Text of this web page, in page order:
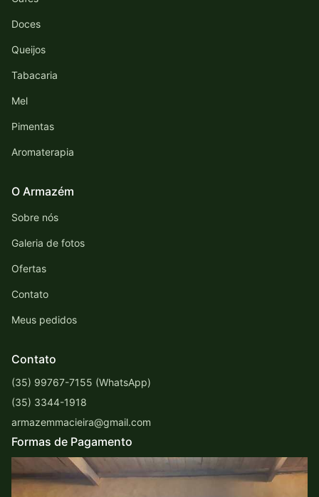
Doces
Queijos
Tabacaria
Mel
Pimentas
Aromaterapia
O Armazém
Sobre nós
Galeria de fotos
Ofertas
Contato
Meus pedidos
Contato
(35) 99767-7155 (WhatsApp)
(35) 3344-1918
armazemmacieira@gmail.com
Formas de Pagamento